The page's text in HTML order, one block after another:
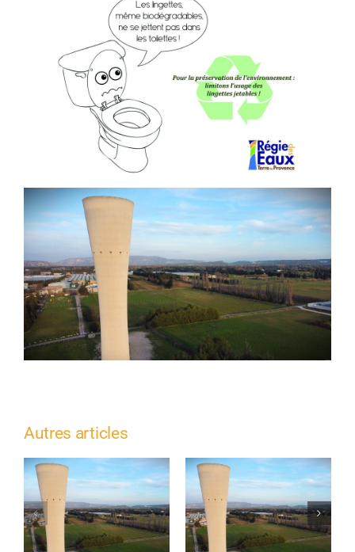
Autres articles
Travaux de
réhabilitation des
infrastructures
d’eau potable –
Contrôles de bon
fonctionnement –
Verquières